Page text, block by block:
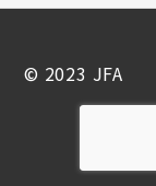
© 2023 JFA